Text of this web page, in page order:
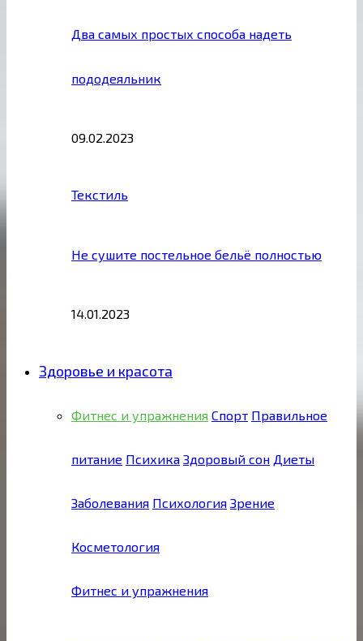
Два самых простых способа надеть
пододеяльник
09.02.2023
Текстиль
Не сушите постельное бельё полностью
14.01.2023
Здоровье и красота
Фитнес и упражнения Спорт Правильное
питание Психика Здоровый сон Диеты
Заболевания Психология Зрение
Косметология
Фитнес и упражнения